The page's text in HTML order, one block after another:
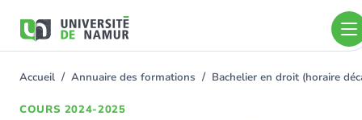
contenu
You
Accueil Annuaire des formations Bachelier en droit (horaire
COURS 2024-2025